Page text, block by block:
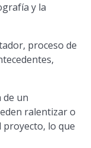
y la
proceso de
de un
ralentizar o
lo que